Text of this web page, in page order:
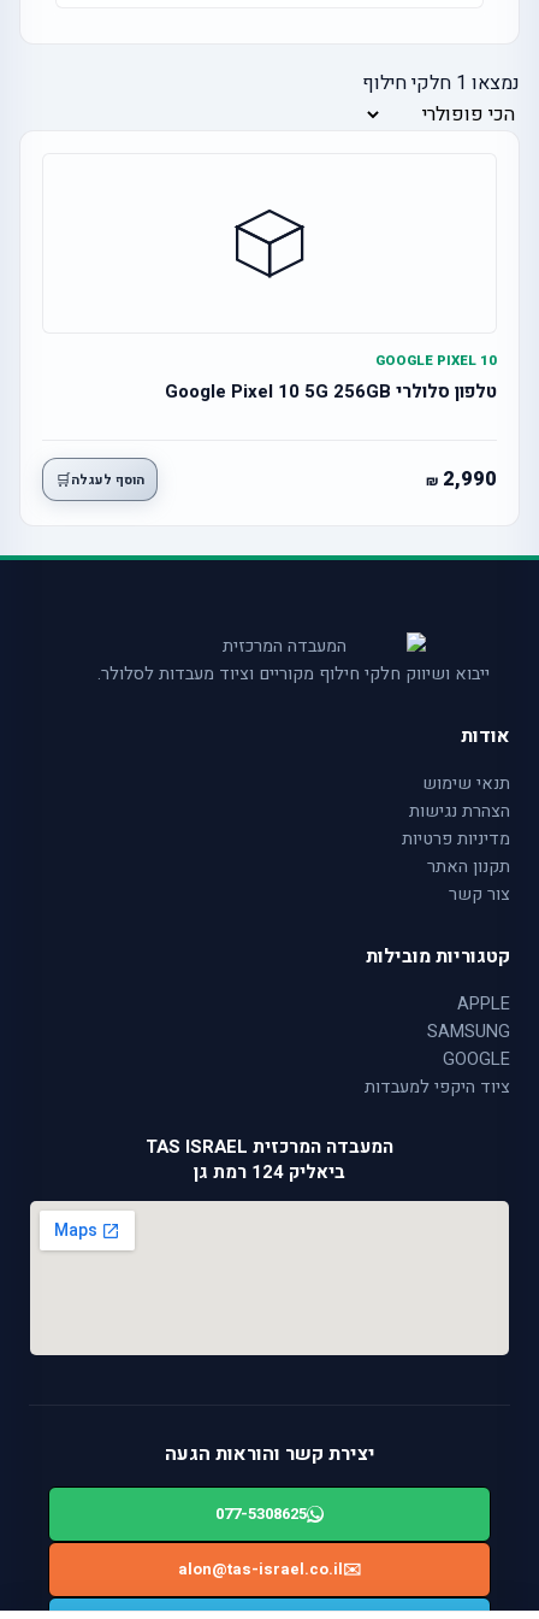
נמצאו 1 חלקי חילוף
GOOGLE PIXEL 10
טלפון סלולרי Google Pixel 10 5G 256GB
2,990 הוסף לעגלה🛒
ייבוא ושיווק חלקי חילוף מקוריים וציוד מעבדות לסלולר.
אודות
תנאי שימוש
הצהרת נגישות
מדיניות פרטיות
תקנון האתר
צור קשר
קטגוריות מובילות
APPLE
SAMSUNG
GOOGLE
ציוד היקפי למעבדות
המעבדה המרכזית TAS ISRAEL
ביאליק 124 רמת גן
יצירת קשר והוראות הגעה
077-5308625
✉️
alon@tas-israel.co.il